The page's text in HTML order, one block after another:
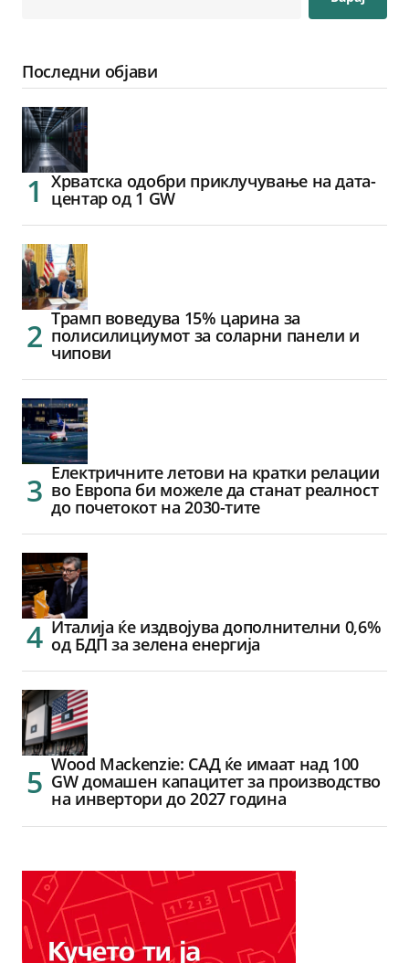
Последни објави
Хрватска одобри приклучување на дата-
центар од 1 GW
Трамп воведува 15% царина за
полисилициумот за соларни панели и
чипови
Електричните летови на кратки релации
во Европа би можеле да станат реалност
до почетокот на 2030-тите
Италија ќе издвојува дополнителни 0,6%
од БДП за зелена енергија
Wood Mackenzie: САД ќе имаат над 100
GW домашен капацитет за производство
на инвертори до 2027 година